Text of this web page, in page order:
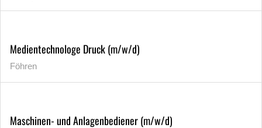
Medientechnologe Druck (m/w/d)
Föhren
Maschinen- und Anlagenbediener (m/w/d)